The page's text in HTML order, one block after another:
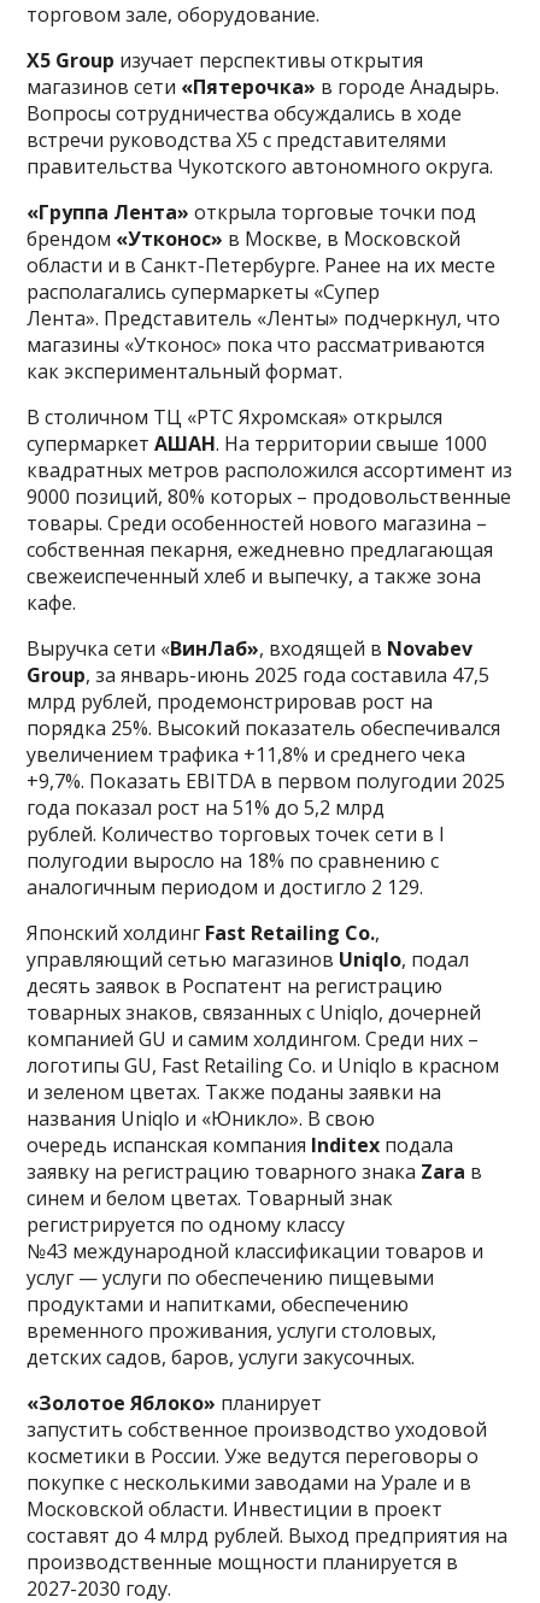
торговом зале, оборудование.
X5 Group изучает перспективы открытия
магазинов сети «Пятерочка» в городе Анадырь.
Вопросы сотрудничества обсуждались в ходе
встречи руководства X5 с представителями
правительства Чукотского автономного округа.
«Группа Лента» открыла торговые точки под
брендом «Утконос» в Москве, в Московской
области и в Санкт-Петербурге. Ранее на их месте
располагались супермаркеты «Супер
Лента». Представитель «Ленты» подчеркнул, что
магазины «Утконос» пока что рассматриваются
как экспериментальный формат.
В столичном ТЦ «РТС Яхромская» открылся
супермаркетАШАН. На территории свыше 1000
квадратных метров расположился ассортимент из
9000 позиций, 80% которых – продовольственные
товары. Среди особенностей нового магазина –
собственная пекарня, ежедневно предлагающая
свежеиспеченный хлеб и выпечку, а также зона
кафе.
Выручка сети «ВинЛаб», входящей в Novabev
Group, за январь-июнь 2025 года составила 47,5
млрд рублей, продемонстрировав рост на
порядка 25%. Высокий показатель обеспечивался
увеличением трафика +11,8% и среднего чека
+9,7%. Показать EBITDA в первом полугодии 2025
года показал рост на 51% до 5,2 млрд
рублей. Количество торговых точек сети в I
полугодии выросло на 18% по сравнению с
аналогичным периодом и достигло 2 129.
Японский холдинг Fast Retailing Co.,
управляющий сетью магазинов Uniqlo, подал
десять заявок в Роспатент на регистрацию
товарных знаков, связанных с Uniqlo, дочерней
компанией GU и самим холдингом. Среди них –
логотипы GU, Fast Retailing Co. и Uniqlo в красном
и зеленом цветах. Также поданы заявки на
названия Uniqlo и «Юникло». В свою
очередь испанская компания Inditex подала
заявку на регистрацию товарного знака Zarа в
синем и белом цветах. Товарный знак
регистрируется по одному классу
№43 международной классификации товаров и
услуг — услуги по обеспечению пищевыми
продуктами и напитками, обеспечению
временного проживания, услуги столовых,
детских садов, баров, услуги закусочных.
«Золотое Яблоко» планирует
запустить собственное производство уходовой
косметики в России. Уже ведутся переговоры о
покупке с несколькими заводами на Урале и в
Московской области. Инвестиции в проект
составят до 4 млрд рублей. Выход предприятия на
производственные мощности планируется в
2027-2030 году.